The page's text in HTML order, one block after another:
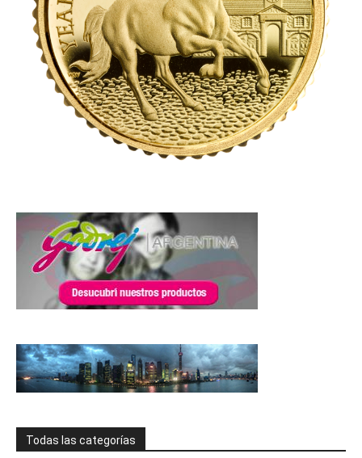
Todas las categorías